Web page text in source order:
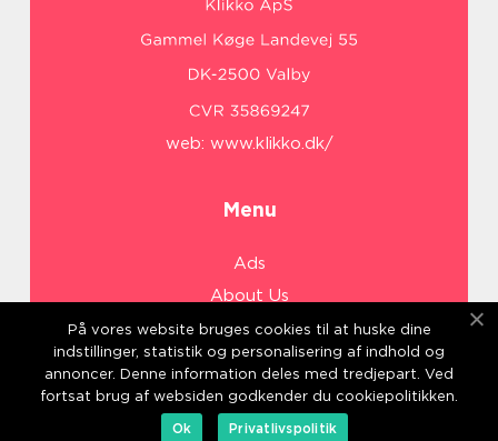
web: www.klikko.dk/
Menu
Ads
About Us
Cookies
Contact
Sitemap
På vores website bruges cookies til at huske dine
indstillinger, statistik og personalisering af indhold og
annoncer. Denne information deles med tredjepart. Ved
fortsat brug af websiden godkender du cookiepolitikken.
Ok
Privatlivspolitik